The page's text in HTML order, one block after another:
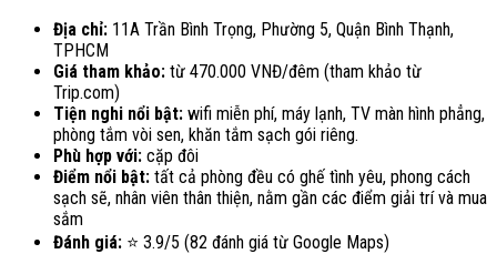
Địa chỉ: 11A Trần Bình Trọng, Phường 5, Quận Bình Thạnh,
TPHCM
Giá tham khảo: từ 470.000 VNĐ/đêm (tham khảo từ
Trip.com)
Tiện nghi nổi bật: wifi miễn phí, máy lạnh, TV màn hình phẳng,
phòng tắm vòi sen, khăn tắm sạch gói riêng.
Phù hợp với: cặp đôi
Điểm nổi bật: tất cả phòng đều có ghế tình yêu, phong cách
sạch sẽ, nhân viên thân thiện, nằm gần các điểm giải trí và mua
sắm
Đánh giá: ⭐ 3.9/5 (82 đánh giá từ Google Maps)